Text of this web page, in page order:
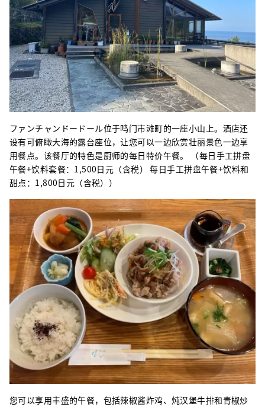
ファンチャンドードール位于鸣门市滩町的一座小山上。酒店还
设有可俯瞰大海的露台座位，让您可以一边欣赏壮丽景色一边享
用餐点。该餐厅的特色是厨师的每日特价午餐。 （每日手工拼盘
午餐+饮料套餐：1,500日元（含税） 每日手工拼盘午餐+饮料和
甜点：1,800日元（含税））
您可以享用丰盛的午餐，包括辣椒酱炸鸡、炖汉堡牛排和青椒炒